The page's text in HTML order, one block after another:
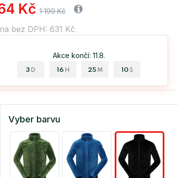
Kč 1 199 Kč
bez DPH: 631 Kč
Akce končí: 11.8.
3 D 16 H 25 M 09 S
Vyber barvu